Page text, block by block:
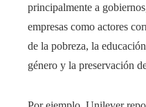
principalmente a
empresas como actores
de la pobreza, la
género y la preservación